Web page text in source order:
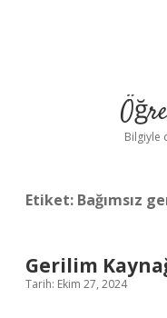
Bilgiyle
Etiket: Bağımsız
Gerilim
Tarih: Ekim 27, 2024